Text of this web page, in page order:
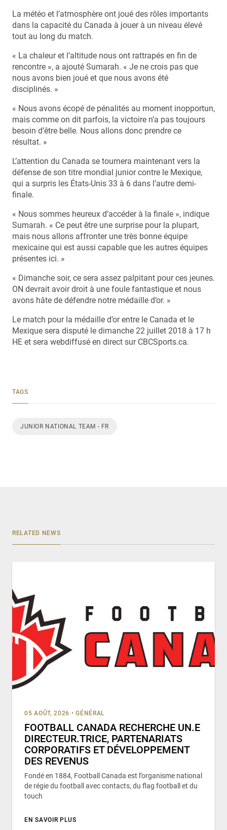
La météo et l’atmosphère ont joué des rôles importants
dans la capacité du Canada à jouer à un niveau élevé
tout au long du match.
« La chaleur et l’altitude nous ont rattrapés en fin de
rencontre », a ajouté Sumarah. « Je ne crois pas que
nous avons bien joué et que nous avons été
disciplinés. »
« Nous avons écopé de pénalités au moment inopportun,
mais comme on dit parfois, la victoire n’a pas toujours
besoin d’être belle. Nous allons donc prendre ce
résultat. »
L’attention du Canada se tournera maintenant vers la
défense de son titre mondial junior contre le Mexique,
qui a surpris les États-Unis 33 à 6 dans l’autre demi-
finale.
« Nous sommes heureux d’accéder à la finale », indique
Sumarah. « Ce peut être une surprise pour la plupart,
mais nous allons affronter une très bonne équipe
mexicaine qui est aussi capable que les autres équipes
présentes ici. »
« Dimanche soir, ce sera assez palpitant pour ces jeunes.
ON devrait avoir droit à une foule fantastique et nous
avons hâte de défendre notre médaille d’or. »
Le match pour la médaille d’or entre le Canada et le
Mexique sera disputé le dimanche 22 juillet 2018 à 17 h
HE et sera webdiffusé en direct sur CBCSports.ca.
TAGS
JUNIOR NATIONAL TEAM - FR
RELATED NEWS
05 AOÛT, 2026 • GÉNÉRAL
FOOTBALL CANADA RECHERCHE UN.E
DIRECTEUR.TRICE, PARTENARIATS
CORPORATIFS ET DÉVELOPPEMENT
DES REVENUS
Fondé en 1884, Football Canada est l’organisme national
de régie du football avec contacts, du flag football et du
touch
EN SAVOIR PLUS